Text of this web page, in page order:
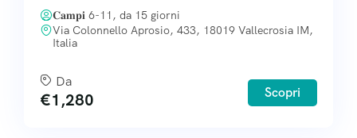
𝐂𝐚𝐦𝐩𝐢 6-11, da 15 giorni
Via Colonnello Aprosio, 433, 18019 Vallecrosia IM,
Italia
Da
€1,280 Scopri